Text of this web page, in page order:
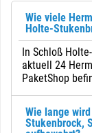
Wie viele
Holte-
In Schloß
aktuell 24
PaketShop
Wie lange
Stukenbrock,